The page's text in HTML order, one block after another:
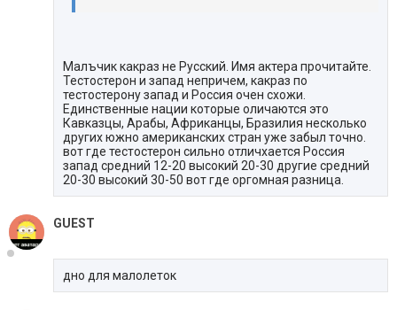
Малъчик какраз не Русский. Имя актера прочитайте.
Тестостерон и запад непричем, какраз по
тестостерону запад и Россия очен схожи.
Единственные нации которые оличаются это
Кавказцы, Арабы, Африканцы, Бразилия несколько
других южно американских стран уже забыл точно.
вот где тестостерон сильно отличхается Россия
запад средний 12-20 высокий 20-30 другие средний
20-30 высокий 30-50 вот где оргомная разница.
GUEST
дно для малолеток